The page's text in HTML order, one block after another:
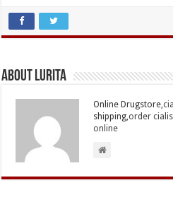
About Lurita
Online Drugstore,
shipping,order
online